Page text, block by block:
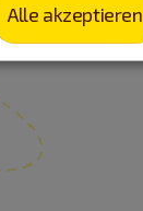
Alle akzeptieren